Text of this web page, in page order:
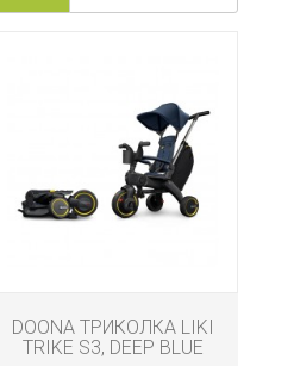
DOONA ТРИКОЛКА LIKI
TRIKE S3, DEEP BLUE